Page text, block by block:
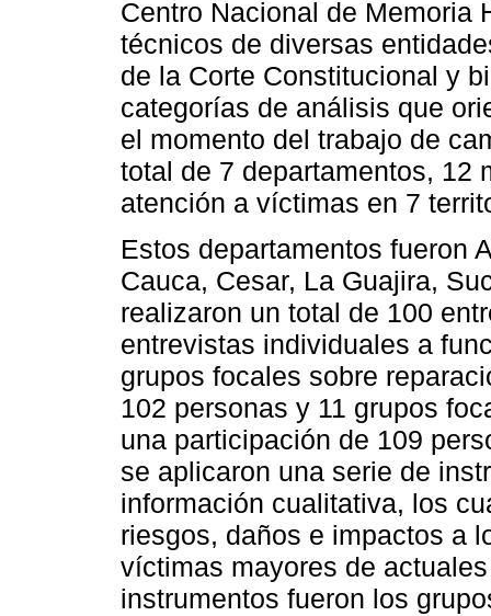
Centro Nacional de Memoria
técnicos de diversas
de la Corte Constitucional y
categorías de análisis que
el momento del trabajo de
total de 7 departamentos, 12
atención a víctimas en 7
Estos departamentos fueron
Cauca, Cesar, La Guajira,
realizaron un total de 100
entrevistas individuales a
grupos focales sobre
102 personas y 11 grupos
una participación de 109
se aplicaron una serie de
información cualitativa, los
riesgos, daños e impactos a
víctimas mayores de
instrumentos fueron los